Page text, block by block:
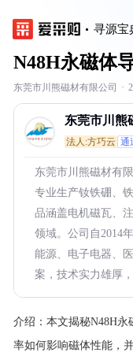
寻源宝
N48H永磁体
东莞市川熊磁材有限公司 ·
东莞市川熊
法人:方巧云 通
东莞市川熊磁材有
专业生产钕铁硼、
品涵盖电机磁瓦、
领域。公司自2014
能源、电子电器、
案，技术实力雄厚
介绍： 本文揭秘N48H永
率如何影响磁体性能，